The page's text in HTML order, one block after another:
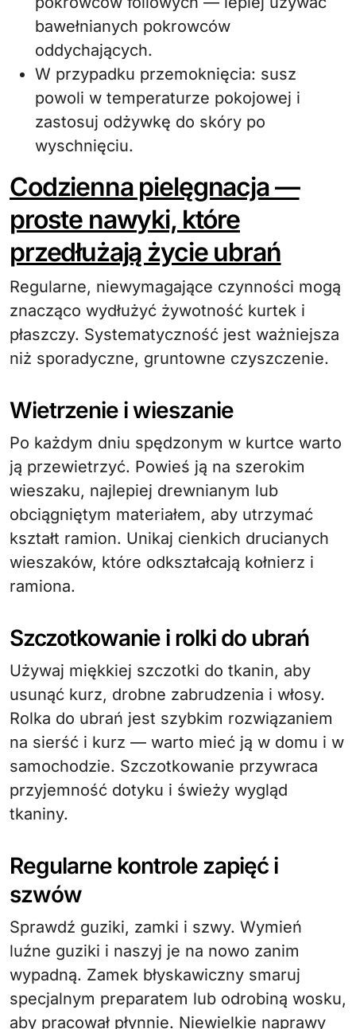
bawełnianych pokrowców
oddychających.
W przypadku przemoknięcia: susz
powoli w temperaturze pokojowej i
zastosuj odżywkę do skóry po
wyschnięciu.
Codzienna pielęgnacja —
proste nawyki, które
przedłużają życie ubrań
Regularne, niewymagające czynności mogą
znacząco wydłużyć żywotność kurtek i
płaszczy. Systematyczność jest ważniejsza
niż sporadyczne, gruntowne czyszczenie.
Wietrzenie i wieszanie
Po każdym dniu spędzonym w kurtce warto
ją przewietrzyć. Powieś ją na szerokim
wieszaku, najlepiej drewnianym lub
obciągniętym materiałem, aby utrzymać
kształt ramion. Unikaj cienkich drucianych
wieszaków, które odkształcają kołnierz i
ramiona.
Szczotkowanie i rolki do ubrań
Używaj miękkiej szczotki do tkanin, aby
usunąć kurz, drobne zabrudzenia i włosy.
Rolka do ubrań jest szybkim rozwiązaniem
na sierść i kurz — warto mieć ją w domu i w
samochodzie. Szczotkowanie przywraca
przyjemność dotyku i świeży wygląd
tkaniny.
Regularne kontrole zapięć i
szwów
Sprawdź guziki, zamki i szwy. Wymień
luźne guziki i naszyj je na nowo zanim
wypadną. Zamek błyskawiczny smaruj
specjalnym preparatem lub odrobiną wosku,
aby pracował płynnie. Niewielkie naprawy